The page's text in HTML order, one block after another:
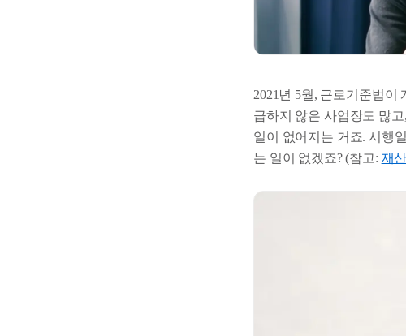
2021년 5월, 근로기준법이
급하지 않은 사업장도 많
일이 없어지는 거죠. 시행
는 일이 없겠죠? (참고: 재